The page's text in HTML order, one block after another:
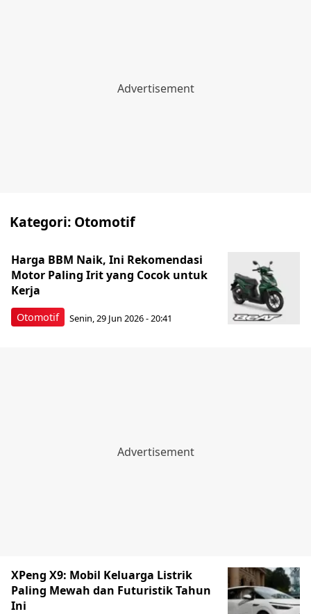
Kategori: Otomotif
Otomotif
Harga BBM Naik, Ini Rekomendasi
Motor Paling Irit yang Cocok untuk
Kerja
Senin, 29 Jun 2026 - 20:41
XPeng X9: Mobil Keluarga Listrik
Paling Mewah dan Futuristik Tahun
Ini